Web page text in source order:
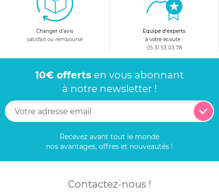
Changer d'avis
satisfait ou remboursé
Equipe d'experts
à votre écoute :
05 31 53 03 78
10€ offerts en vous abonnant
à notre newsletter !
Recevez avant tout le monde
nos avantages, offres et nouveautés !
Contactez-nous !